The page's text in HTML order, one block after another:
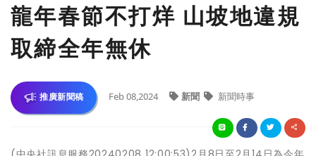
龍年春節不打烊 山坡地違規
取締全年無休
推廣新聞稿 Feb 08,2024 新聞 新聞時事